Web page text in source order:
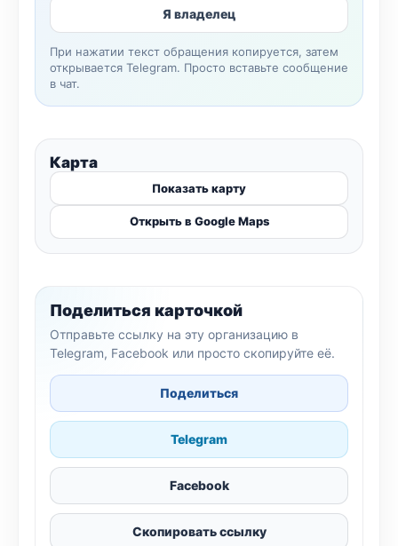
Я владелец
При нажатии текст обращения копируется, затем
открывается Telegram. Просто вставьте сообщение
в чат.
Карта
Показать карту
Открыть в Google Maps
Поделиться карточкой
Отправьте ссылку на эту организацию в
Telegram, Facebook или просто скопируйте её.
Поделиться
Telegram
Facebook
Скопировать ссылку